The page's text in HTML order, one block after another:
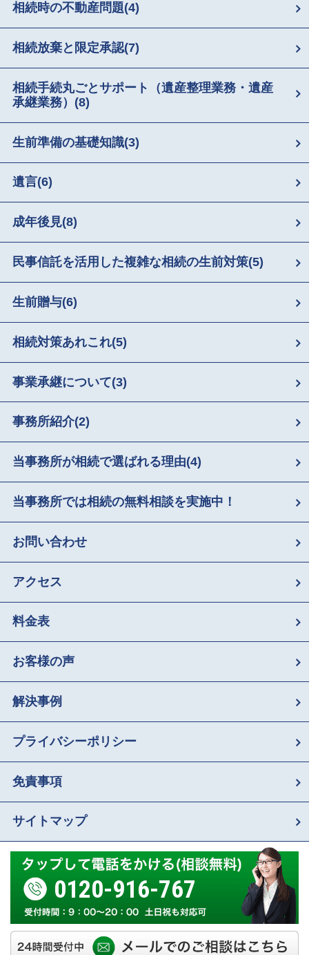
相続時の不動産問題(4)
相続放棄と限定承認(7)
相続手続丸ごとサポート（遺産整理業務・遺産
承継業務） (8)
生前準備の基礎知識(3)
遺言(6)
成年後見(8)
民事信託を活用した複雑な相続の生前対策(5)
生前贈与(6)
相続対策あれこれ(5)
事業承継について(3)
事務所紹介(2)
当事務所が相続で選ばれる理由(4)
当事務所では相続の無料相談を実施中！
お問い合わせ
アクセス
料金表
お客様の声
解決事例
プライバシーポリシー
免責事項
サイトマップ
0120-916-767